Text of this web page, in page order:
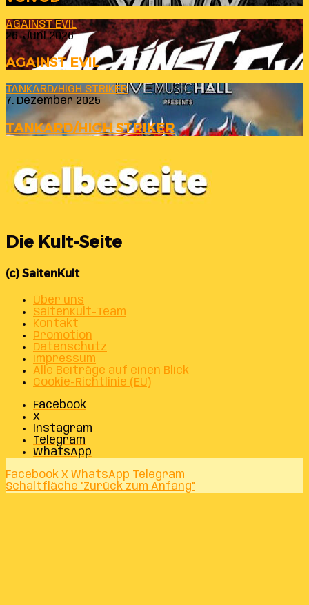
AGAINST EVIL
26. Juni 2026
AGAINST EVIL
TANKARD/HIGH STRIKER
7. Dezember 2025
TANKARD/HIGH STRIKER
Die Kult-Seite
(c) SaitenKult
Über uns
SaitenKult-Team
Kontakt
Promotion
Datenschutz
Impressum
Alle Beiträge auf einen Blick
Cookie-Richtlinie (EU)
Facebook
X
Instagram
Telegram
WhatsApp
Facebook X WhatsApp Telegram
Schaltfläche "Zurück zum Anfang"